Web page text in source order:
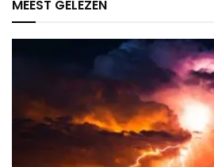
MEEST GELEZEN